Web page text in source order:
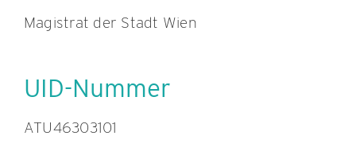
Magistrat der Stadt Wien
UID-Nummer
ATU46303101